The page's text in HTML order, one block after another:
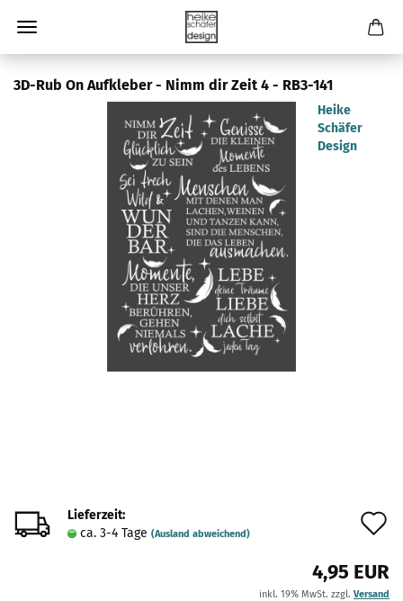
3D-Rub On Aufkleber - Nimm dir Zeit 4 - RB3-141
Heike
Schäfer
Design
Lieferzeit:
ca. 3-4 Tage (Ausland abweichend)
4,95 EUR
inkl. 19% MwSt. zzgl. Versand